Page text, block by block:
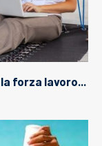
forza lavoro...